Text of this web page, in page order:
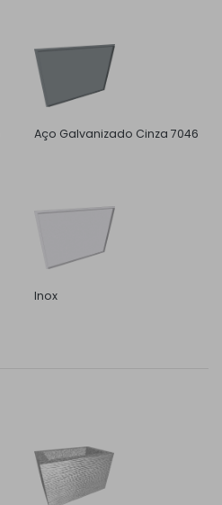
Aço Galvanizado Cinza 7046
Inox